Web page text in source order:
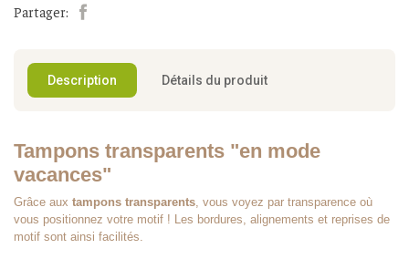
Partager:
Description Détails du produit
Tampons transparents "en mode
vacances"
Grâce aux tampons transparents, vous voyez par transparence où
vous positionnez votre motif ! Les bordures, alignements et reprises de
motif sont ainsi facilités.